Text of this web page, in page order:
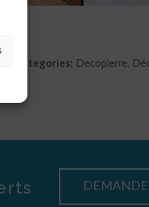
Categories: Decopierre,